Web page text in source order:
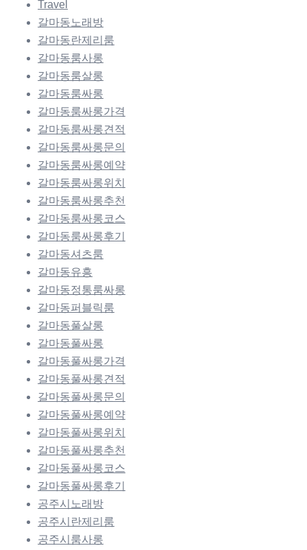
Travel
갈마동노래방
갈마동란제리룸
갈마동룸사롱
갈마동룸살롱
갈마동룸싸롱
갈마동룸싸롱가격
갈마동룸싸롱견적
갈마동룸싸롱문의
갈마동룸싸롱예약
갈마동룸싸롱위치
갈마동룸싸롱추천
갈마동룸싸롱코스
갈마동룸싸롱후기
갈마동셔츠룸
갈마동유흥
갈마동정통룸싸롱
갈마동퍼블릭룸
갈마동풀살롱
갈마동풀싸롱
갈마동풀싸롱가격
갈마동풀싸롱견적
갈마동풀싸롱문의
갈마동풀싸롱예약
갈마동풀싸롱위치
갈마동풀싸롱추천
갈마동풀싸롱코스
갈마동풀싸롱후기
공주시노래방
공주시란제리룸
공주시룸사롱